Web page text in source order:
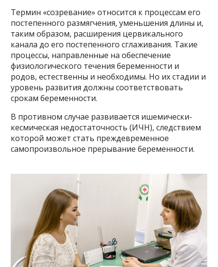
Термин «созревание» относится к процессам его
постепенного размягчения, уменьшения длины и,
таким образом, расширения цервикального
канала до его постепенного сглаживания. Такие
процессы, направленные на обеспечение
физиологического течения беременности и
родов, естественны и необходимы. Но их стадии и
уровень развития должны соответствовать
срокам беременности.
В противном случае развивается ишемически-
кесмическая недостаточность (ИЧН), следствием
которой может стать преждевременное
самопроизвольное прерывание беременности.